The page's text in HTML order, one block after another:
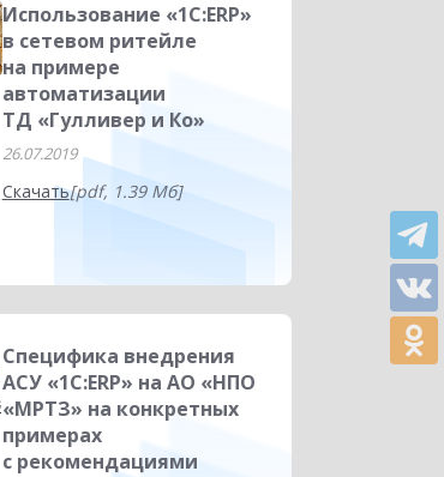
Использование «1С:ERP»
в сетевом ритейле
на примере
автоматизации
ТД «Гулливер и Ко»
26.07.2019
Скачать[pdf, 1.39 Мб]
Специфика внедрения
АСУ «1С:ERP» на АО «НПО
«МРТЗ» на конкретных
примерах
с рекомендациями